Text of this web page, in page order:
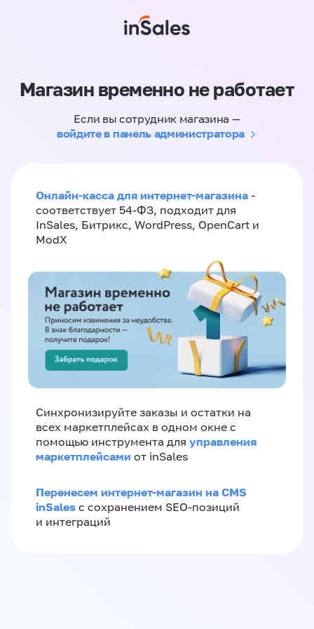
Магазин временно не работает
Если вы сотрудник магазина —
войдите в панель администратора
Онлайн-касса для интернет-магазина -
соответствует 54-ФЗ, подходит для
InSales, Битрикс, WordPress, OpenCart и
ModX
Синхронизируйте заказы и остатки на
всех маркетплейсах в одном окне с
помощью инструмента для управления
маркетплейсами от inSales
Перенесем интернет-магазин на CMS
inSales с сохранением SEO-позиций
и интеграций